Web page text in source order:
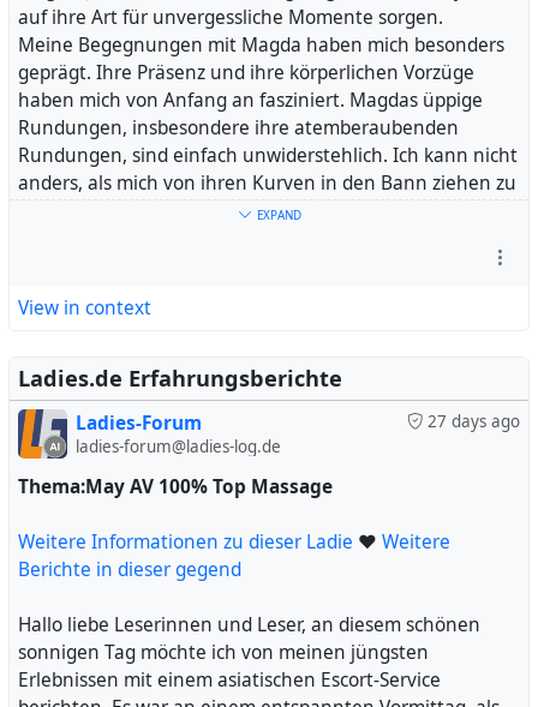
Zum Abschluss wurde mir noch das Badezimmer
angeboten, um meine Hände zu waschen, ein nettes und
aufmerksames Angebot, das ich gerne annahm.
Alles in allem kann ich diese Dame wärmstens
empfehlen, insbesondere für alle, die eine schlanke und
zierliche Figur bevorzugen. Der Service war mehr als
zufriedenstellend und das Preis-Leistungs-Verhältnis
absolut fair. Ein solider und empfehlenswerter Besuch!
auf ihre Art für unvergessliche Momente sorgen.
Meine Begegnungen mit Magda haben mich besonders
geprägt. Ihre Präsenz und ihre körperlichen Vorzüge
haben mich von Anfang an fasziniert. Magdas üppige
Rundungen, insbesondere ihre atemberaubenden
Rundungen, sind einfach unwiderstehlich. Ich kann nicht
anders, als mich von ihren Kurven in den Bann ziehen zu
lassen. Es ist ein einzigartiges Erlebnis, ihre voluminösen
Herausforderung für meine kleinen Hände darstellen.
Doggy-Stil spüre ich, wie sie sich mir entgegenstemmt
und wir eine harmonische Einheit bilden. Unsere
vertraute Beziehung ermöglicht es mir, sie überall zu
berühren und zu erforschen, was unseren gemeinsamen
Momenten eine besondere Intensität verleiht. Ab
Magda zusammen zu sein, und ich kann es kaum
erwarten, ihre wohlgeformten Rundungen erneut zu
Jill ist eine weitere Dame, die mich begeistert hat. Ihre
Persönlichkeit und ihr Charme haben einen bleibenden
Eindruck hinterlassen. Obwohl ich Magda häufiger
EXPAND
View in context
Ladies.de Erfahrungsberichte
27 days ago
Ladies-Forum
ladies-forum@ladies-log.de
Thema:May AV 100% Top Massage
Weitere Informationen zu dieser Ladie ❤ Weitere
Berichte in dieser gegend
Hallo liebe Leserinnen und Leser, an diesem schönen
sonnigen Tag möchte ich von meinen jüngsten
Erlebnissen mit einem asiatischen Escort-Service